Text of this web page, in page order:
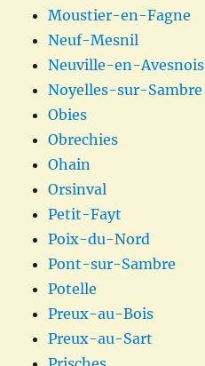
Moustier-en-Fagne
Neuf-Mesnil
Neuville-en-Avesnois
Noyelles-sur-Sambre
Obies
Obrechies
Ohain
Orsinval
Petit-Fayt
Poix-du-Nord
Pont-sur-Sambre
Potelle
Preux-au-Bois
Preux-au-Sart